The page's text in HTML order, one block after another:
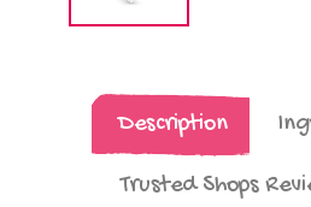
Description
Trusted Shops